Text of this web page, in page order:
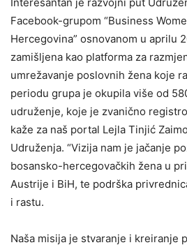
Interesantan je razvojni put
Facebook-grupom “Business
Hercegovina” osnovanom u aprilu
zamišljena kao platforma za
umrežavanje poslovnih žena koje
periodu grupa je okupila više od
udruženje, koje je zvanično
kaže za naš portal Lejla Tinjić
Udruženja. “Vizija nam je jačanje
bosansko-hercegovačkih žena u
Austrije i BiH, te podrška
i rastu.
Naša misija je stvaranje i kreiranje